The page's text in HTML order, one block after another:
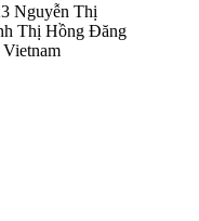
Nguyễn Thị
Thị Hồng Đăng